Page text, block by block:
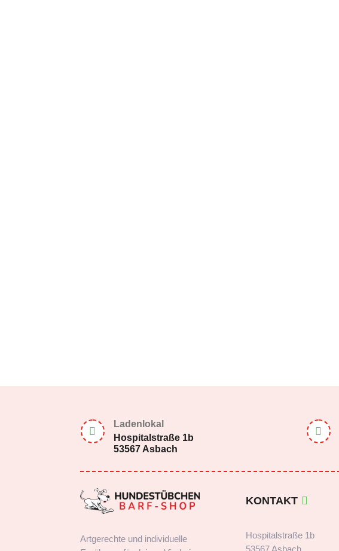

Ladenlokal
Hospitalstraße 1b
53567 Asbach

Artgerechte und individuelle
KONTAKT
Hospitalstraße 1b
53567 Asbach